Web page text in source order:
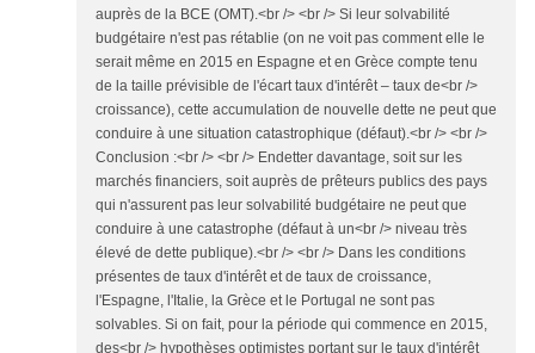
auprès de la BCE (OMT).<br /> <br /> Si leur solvabilité
budgétaire n'est pas rétablie (on ne voit pas comment elle le
serait même en 2015 en Espagne et en Grèce compte tenu
de la taille prévisible de l'écart taux d'intérêt – taux de<br />
croissance), cette accumulation de nouvelle dette ne peut que
conduire à une situation catastrophique (défaut).<br /> <br />
Conclusion :<br /> <br /> Endetter davantage, soit sur les
marchés financiers, soit auprès de prêteurs publics des pays
qui n'assurent pas leur solvabilité budgétaire ne peut que
conduire à une catastrophe (défaut à un<br /> niveau très
élevé de dette publique).<br /> <br /> Dans les conditions
présentes de taux d'intérêt et de taux de croissance,
l'Espagne, l'Italie, la Grèce et le Portugal ne sont pas
solvables. Si on fait, pour la période qui commence en 2015,
des<br /> hypothèses optimistes portant sur le taux d'intérêt